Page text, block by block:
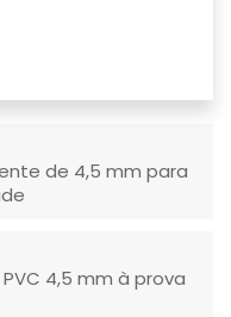
de 4,5 mm para
4,5 mm à prova